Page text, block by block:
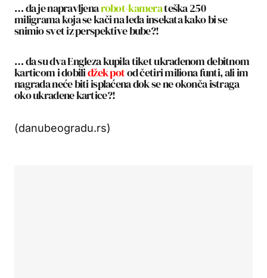
… da je napravljenarobot-kamerateška 250
miligrama koja se kači na leđa insekata kako bi se
snimio svet iz perspektive bube?!
… da su dva Engleza kupila tiket ukradenom debitnom
karticom i dobilidžek potod četiri miliona funti, ali im
nagrada neće biti isplaćena dok se ne okonča istraga
oko ukradene kartice?!
(danubeogradu.rs)